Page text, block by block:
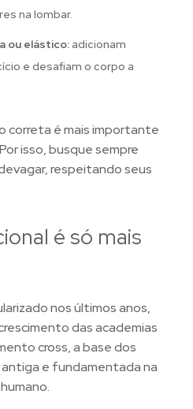
na lombar.
ou elástico: adicionam
e desafiam o corpo a
correta é mais importante
isso, busque sempre
respeitando seus
é só mais
nos últimos anos,
das academias
cross, a base dos
antiga e fundamentada na